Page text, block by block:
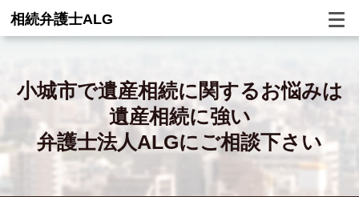
相続弁護士ALG
小城市で遺産相続に関するお悩みは
遺産相続に強い
弁護士法人ALGにご相談下さい